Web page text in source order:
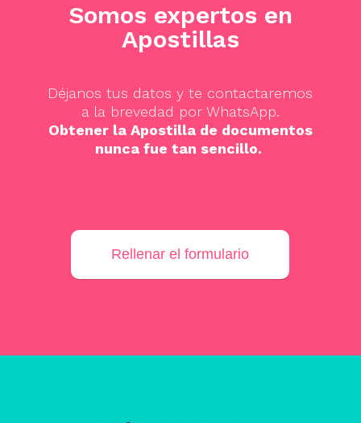
Somos expertos en
Apostillas
Déjanos tus datos y te contactaremos
a la brevedad por WhatsApp.
Obtener la Apostilla de documentos
nunca fue tan sencillo.
Rellenar el formulario